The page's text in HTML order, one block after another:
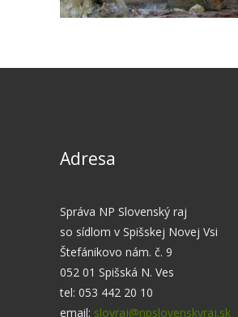
Adresa
Správa NP Slovenský raj
so sídlom v Spišskej Novej Vsi
Štefánikovo nám. č. 9
052 01 Spišská N. Ves
tel: 053 442 20 10
email: slovraj@npslovenskyraj.sk